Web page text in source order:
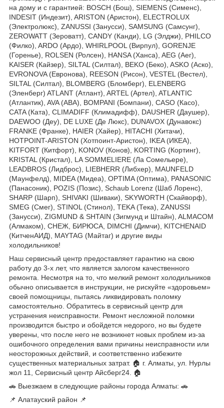
на дому и с гарантией: BOSCH (Бош), SIEMENS (Сименс),
INDESIT (Индезит), ARISTON (Аристон), ELECTROLUX
(Электролюкс), ZANUSSI (Занусси), SAMSUNG (Самсунг),
ZEROWATT (Зероватт), CANDY (Канди), LG (Элджи), PHILCO
(Филко), ARDO (Ардо), WHIRLPOOL (Вирпул), GORENJE
(Горенье), ROLSEN (Ролсен), HANSA (Ханса), AEG (Аег),
KAISER (Кайзер), SILTAL (Силтал), BEKO (Беко), ASKO (Аско),
EVRONOVA (Евронова), REESON (Рисон), VESTEL (Вестел),
SILTAL (Силтал), BLOMBERG (Бломберг), ELENBERG
(Эленберг) ATLANT (Атлант), ARTEL (Артел), ATLANTIC
(Атлантик), AVA (АВА), BOMPANI (Бомпани), CASO (Касо),
CATA (Ката), CLIMADIFF (Климадифф), DAUSHER (Даушер),
DAEWOO (Деу), DE LUXE (Де Люкс), DUNAVOX (Дунавокс)
FRANKE (Франке), HAIER (Хайер), HITACHI (Хитачи),
HOTPOINT-ARISTON (Хотпоинт-Аристон), IKEA (ИКЕА),
KITFORT (Китфорт), KONOV (Конов), KORTING (Кортинг),
KRISTAL (Кристал), LA SOMMELIERE (Ла Сомельере),
LEADBROS (Лидброс), LIEBHERR (Либхер), MAUNFELD
(Маунфелд), MIDEA (Мидеа), OPTIMA (Оптима), PANASONIC
(Панасоник), POZIS (Позис), Schaub Lorenz (Шаб Лоренс),
SHARP (Шарп), SHIVAKI (Шиваки), SKYWORTH (Скайворф),
SMEG (Смег), STINOL (Стинол), TEKA (Тека), ZANUSSI
(Занусси), ZIGMUND & SHTAIN (Зигмунд и Штайн), ALMACOM
(Алмаком), СНЕЖ, БИРЮСА, DIMCHI (Димчи), KITCHENAID
(КитченАИД), MAYTAG (Майтаг) и другие виды
холодильников!
Наш сервисный центр предоставляет гарантию на свою
работу до 3-х лет, что является залогом качественного
ремонта. Несмотря на то, что мелкий ремонт холодильников
обычно описывается в инструкции, не рискуйте «здоровьем»
своей помощницы, пытаясь ликвидировать поломку
самостоятельно. Обратитесь в сервисный центр для
устранения неисправности. Ремонт несложной поломки
производится быстро и обойдется недорого, но вы будете
уверены, что после него не возникнет новых проблем из-за
ошибочного определения вами причины неисправности или
неосторожных действий, и соответственно избежите
существенных материальных затрат. 🏠 г. Алматы, ул. Нурлы
жол 11, Сервисный центр Айсберг24. 🏠
🚗 Выезжаем в следующие районы города Алматы: 🚗
📌 Алатауский район 📌